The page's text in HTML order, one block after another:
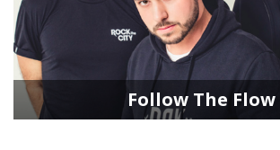
Follow The Flow